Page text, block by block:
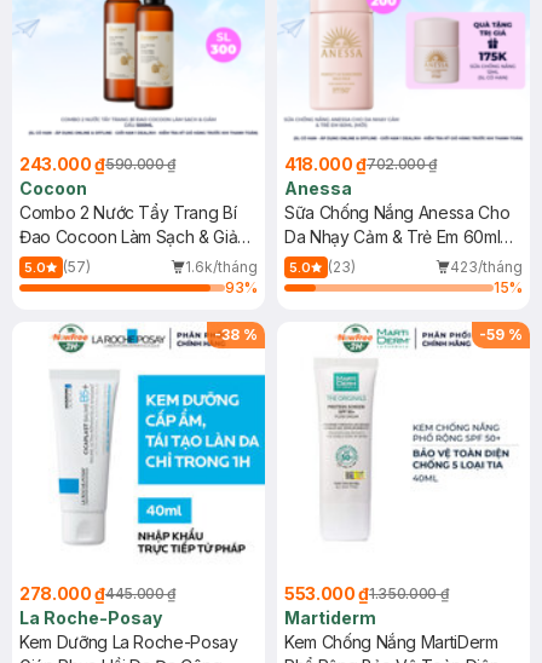
243.000 ₫590.000 ₫
Cocoon
Combo 2 Nước Tẩy Trang Bí
Đao Cocoon Làm Sạch & Giảm
Dầu 500ml
5.0 (57)
1.6k/tháng
93%
418.000 ₫702.000 ₫
Anessa
Sữa Chống Nắng Anessa Cho
Da Nhạy Cảm & Trẻ Em 60ml
(Mới)
5.0 (23)
423/tháng
15%
-38 %
278.000 ₫445.000 ₫
La Roche-Posay
Kem Dưỡng La Roche-Posay
-59 %
553.000 ₫1.350.000 ₫
Martiderm
Kem Chống Nắng MartiDerm